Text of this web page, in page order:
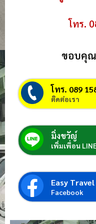
โทร.
ขอบคุณ
โทร. 089
ติดต่อเรา
มิ่งขวัญ์
เพิ่มเพื่อน
Easy Travel
Facebook